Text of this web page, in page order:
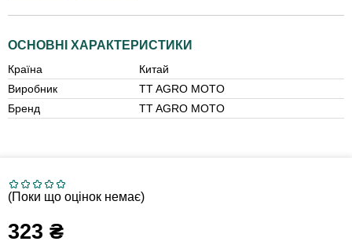
ОСНОВНІ ХАРАКТЕРИСТИКИ
Країна
Китай
Виробник
TT AGRO MOTO
Бренд
TT AGRO MOTO
(Поки що оцінок немає)
323 ₴